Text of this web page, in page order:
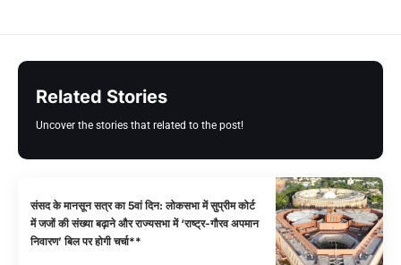
Related Stories
Uncover the stories that related to the post!
संसद के मानसून सत्र का 5वां दिन: लोकसभा में सुप्रीम कोर्ट
में जजों की संख्या बढ़ाने और राज्यसभा में ‘राष्ट्र-गौरव अपमान
निवारण’ बिल पर होगी चर्चा**